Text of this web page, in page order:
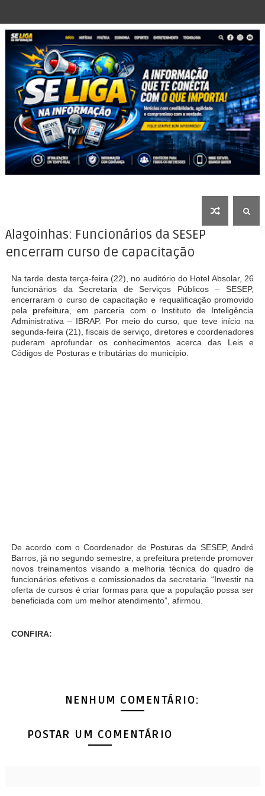
Alagoinhas: Funcionários da SESEP
encerram curso de capacitação
Na tarde desta terça-feira (22), no auditório do Hotel Absolar, 26
funcionários da Secretaria de Serviços Públicos – SESEP,
encerraram o curso de capacitação e requalificação promovido
pela prefeitura, em parceria com o Instituto de Inteligência
Administrativa – IBRAP. Por meio do curso, que teve início na
segunda-feira (21), fiscais de serviço, diretores e coordenadores
puderam aprofundar os conhecimentos acerca das Leis e
Códigos de Posturas e tributárias do município.
De acordo com o Coordenador de Posturas da SESEP, André
Barros, já no segundo semestre, a prefeitura pretende promover
novos treinamentos visando a melhoria técnica do quadro de
funcionários efetivos e comissionados da secretaria. “Investir na
oferta de cursos é criar formas para que a população possa ser
beneficiada com um melhor atendimento”, afirmou.
CONFIRA:
NENHUM COMENTÁRIO:
POSTAR UM COMENTÁRIO